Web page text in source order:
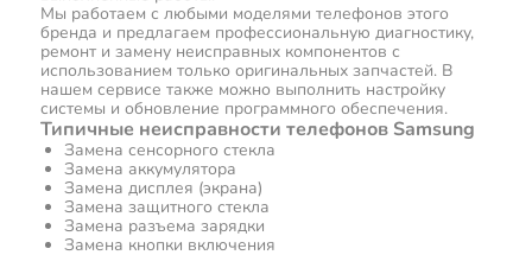
Мы работаем с любыми моделями телефонов этого
бренда и предлагаем профессиональную диагностику,
ремонт и замену неисправных компонентов с
использованием только оригинальных запчастей. В
нашем сервисе также можно выполнить настройку
системы и обновление программного обеспечения.
Типичные неисправности телефонов Samsung
Замена сенсорного стекла
Замена аккумулятора
Замена дисплея (экрана)
Замена защитного стекла
Замена разъема зарядки
Замена кнопки включения